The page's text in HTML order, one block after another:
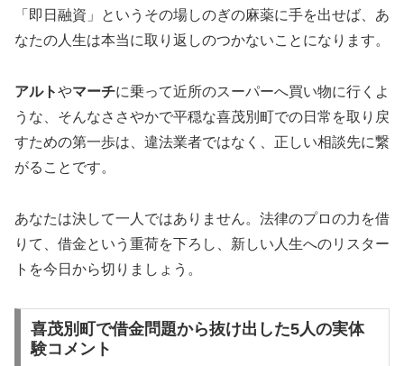
「即日融資」というその場しのぎの麻薬に手を出せば、あ
なたの人生は本当に取り返しのつかないことになります。
アルトやマーチに乗って近所のスーパーへ買い物に行くよ
うな、そんなささやかで平穏な喜茂別町での日常を取り戻
すための第一歩は、違法業者ではなく、正しい相談先に繋
がることです。
あなたは決して一人ではありません。法律のプロの力を借
りて、借金という重荷を下ろし、新しい人生へのリスター
トを今日から切りましょう。
喜茂別町で借金問題から抜け出した5人の実体
験コメント